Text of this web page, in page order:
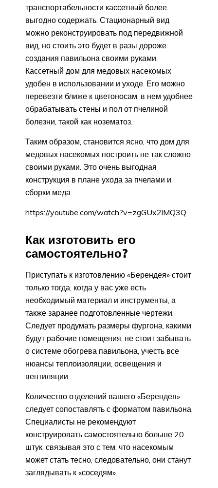
транспортабельности кассетный более
выгодно содержать. Стационарный вид
можно реконструировать под передвижной
вид, но стоить это будет в разы дороже
создания павильона своими руками.
Кассетный дом для медовых насекомых
удобен в использовании и уходе. Его можно
перевезти ближе к цветоносам, в нем удобнее
обрабатывать стены и пол от пчелиной
болезни, такой как нозематоз.
Таким образом, становится ясно, что дом для
медовых насекомых построить не так сложно
своими руками. Это очень выгодная
конструкция в плане ухода за пчелами и
сборки меда.
https://youtube.com/watch?v=zgGUx2lMQ3Q
Как изготовить его
самостоятельно?
Приступать к изготовлению «Берендея» стоит
только тогда, когда у вас уже есть
необходимый материал и инструменты, а
также заранее подготовленные чертежи.
Следует продумать размеры фургона, какими
будут рабочие помещения, не стоит забывать
о системе обогрева павильона, учесть все
нюансы теплоизоляции, освещения и
вентиляции.
Количество отделений вашего «Берендея»
следует сопоставлять с форматом павильона.
Специалисты не рекомендуют
конструировать самостоятельно больше 20
штук, связывая это с тем, что насекомым
может стать тесно, следовательно, они станут
заглядывать к «соседям».